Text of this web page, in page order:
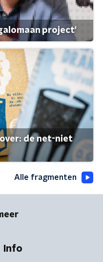
project'
de net-niet
Alle fragmenten
Info